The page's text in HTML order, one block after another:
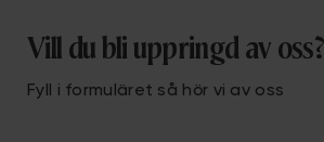
Vill du bli uppringd av oss?
Fyll i formuläret så hör vi av oss